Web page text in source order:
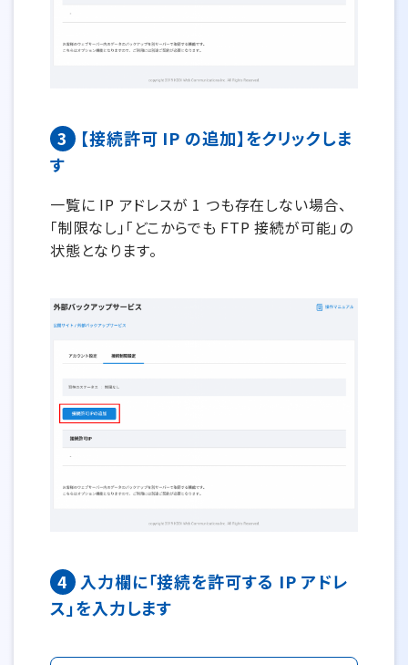
3
【接続許可 IP の追加】をクリックしま
す
一覧に IP アドレスが 1 つも存在しない場合、
「制限なし」「どこからでも FTP 接続が可能」の
状態となります。
4
入力欄に「接続を許可する IP アドレ
ス」を入力します